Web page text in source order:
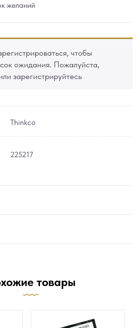
желаний
чтобы
ожидания. Пожалуйста,
зарегистрируйтесь
Thinkco
225217
товары